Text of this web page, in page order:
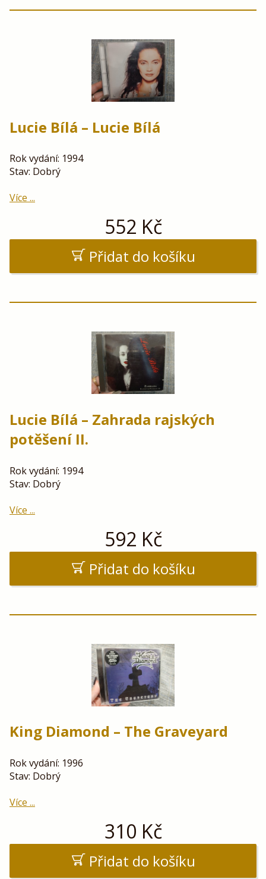
Lucie Bílá – Lucie Bílá
Rok vydání: 1994
Stav: Dobrý
Více ...
552 Kč
Přidat do košíku
Lucie Bílá – Zahrada rajských
potěšení II.
Rok vydání: 1994
Stav: Dobrý
Více ...
592 Kč
Přidat do košíku
King Diamond – The Graveyard
Rok vydání: 1996
Stav: Dobrý
Více ...
310 Kč
Přidat do košíku